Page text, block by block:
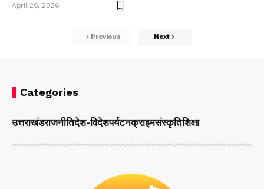
April 26, 2026
Previous Next
Categories
उत्तराखंडराजनीतिदेश-विदेशपर्यटनक्राइमसंस्कृतिशिक्षा